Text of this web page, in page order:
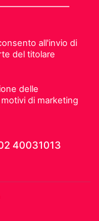
all'invio di
del titolare
delle
di marketing
40031013